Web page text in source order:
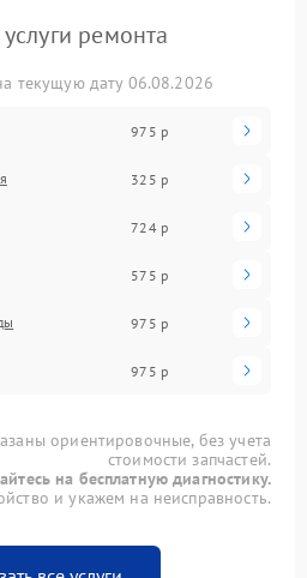
ремонта
текущую дату 06.08.2026
975 р
325 р
724 р
575 р
975 р
975 р
ориентировочные, без учета
стоимости запчастей.
на бесплатную диагностику.
и укажем на неисправность.